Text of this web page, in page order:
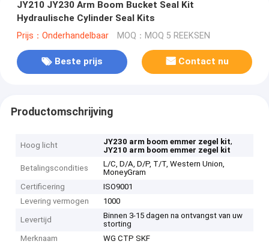
JY210 JY230 Arm Boom Bucket Seal Kit
Hydraulische Cylinder Seal Kits
Prijs：Onderhandelbaar MOQ：MOQ 5 REEKSEN
Beste prijs Contact nu
Productomschrijving
Hoog licht JY230 arm boom emmer zegel kit,
JY210 arm boom emmer zegel kit
Betalingscondities
L/C, D/A, D/P, T/T, Western Union,
MoneyGram
Certificering
ISO9001
Levering vermogen
1000
Levertijd
Binnen 3-15 dagen na ontvangst van uw
storting
Merknaam
WG CTP SKF